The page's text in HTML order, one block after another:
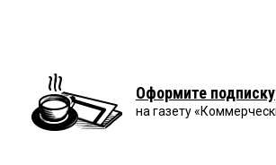
Оформите подписку
на газету